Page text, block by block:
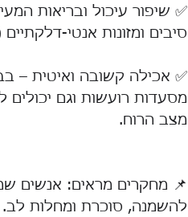
✅ שיפור עיכול ובריאות
סיבים ומזונות אנטי-
✅ אכילה קשובה ואיטית –
מסעדות רועשות וגם
מצב הרוח.
📌 מחקרים מראים: אנשים